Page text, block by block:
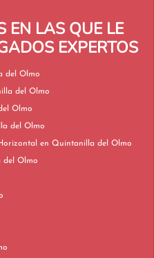
EN LAS QUE LE
EXPERTOS
del Olmo
en Quintanilla del Olmo
del Olmo
Quintanilla del Olmo
Derecho Inmobiliario y Propiedad Horizontal en Quintanilla del Olmo
del Olmo